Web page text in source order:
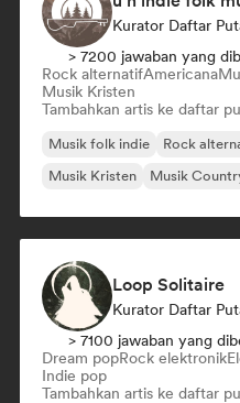
Kurator Daftar
> 7200 jawaban yang
Rock alternatifAmericana
Musik Kristen
Tambahkan artis ke daftar
Musik folk indie Rock
Musik Kristen
Musik
Loop Solitaire
Kurator Daftar
> 7100 jawaban yang
Dream popRock elektronik
Indie pop
Tambahkan artis ke daftar